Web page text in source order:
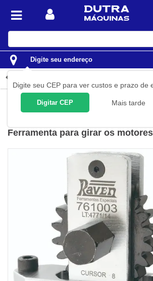
Digite
Digite seu endereço
Digite seu CEP para ver custos e prazo de
Digitar CEP Mais tarde
Automotivo Ferramentas para Veículos
Ferramenta para girar os